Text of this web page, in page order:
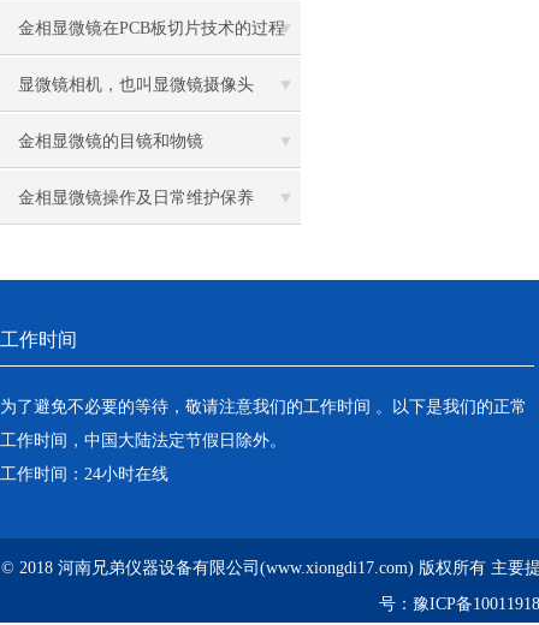
金相显微镜在PCB板切片技术的过程
控制中的作用
显微镜相机，也叫显微镜摄像头
金相显微镜的目镜和物镜
金相显微镜操作及日常维护保养
工作时间
为了避免不必要的等待，敬请注意我们的工作时间 。以下是我们的正常
工作时间，中国大陆法定节假日除外。
工作时间：24小时在线
© 2018 河南兄弟仪器设备有限公司(www.xiongdi17.com) 版权所有 主要
号： 豫ICP备